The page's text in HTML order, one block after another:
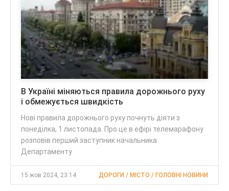
В Україні міняються правила дорожнього руху
і обмежується швидкість
Нові правила дорожнього руху почнуть діяти з
понеділка, 1 листопада. Про це в ефірі телемарафону
розповів перший заступник начальника
Департаменту
15 жов 2024, 23:14 ДОРОГИ / МІСТО / ГОЛОВНІ НОВИНИ